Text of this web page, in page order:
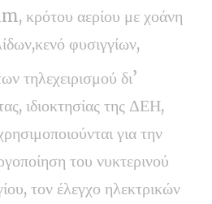
κρότου αερίου με χοάνη
φυσιγγίων,
τηλεχειρισμού δι’
ιδιοκτησίας της ΔΕΗ,
για την
του νυκτερινού
τον έλεγχο ηλεκτρικών